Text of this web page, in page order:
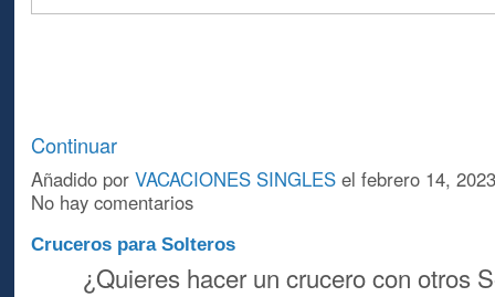
Continuar
Añadido por VACACIONES SINGLESel febrero 14,
No hay comentarios
Cruceros para Solteros
¿Quieres hacer un crucero con otros